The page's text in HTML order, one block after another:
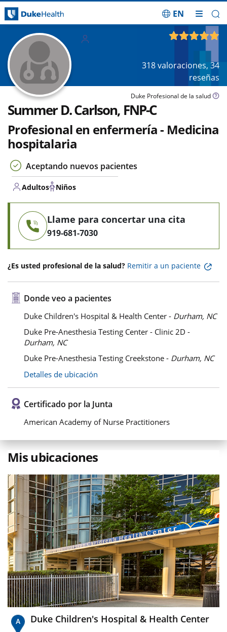
EN
4.89de 5
318valoraciones, 34
reseñas
Duke Profesional de la salud
Summer D. Carlson, FNP-C
Profesional en enfermería - Medicina
hospitalaria
Aceptando nuevos pacientes
Adultos Niños
Llame para concertar una cita
919-681-7030
¿Es usted profesional de la salud? Remitir a un paciente
Donde veo a pacientes
Duke Children's Hospital & Health Center - Durham, NC
Duke Pre-Anesthesia Testing Center - Clinic 2D -
Durham, NC
Duke Pre-Anesthesia Testing Creekstone - Durham, NC
Detalles de ubicación
Certificado por la Junta
American Academy of Nurse Practitioners
Mis ubicaciones
Duke Children's Hospital & Health Center